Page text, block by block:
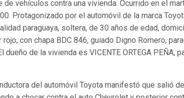
vehículos contra una vivienda. Ocurrido en el
Protagonizado por el automóvil de la marca
paraguaya, soltera, de 30 años de edad,
con chapa BDC 846, guiado Digno Romero,
de la vivienda es VICENTE ORTEGA PEÑA,
del automóvil Toyota manifestó que salió